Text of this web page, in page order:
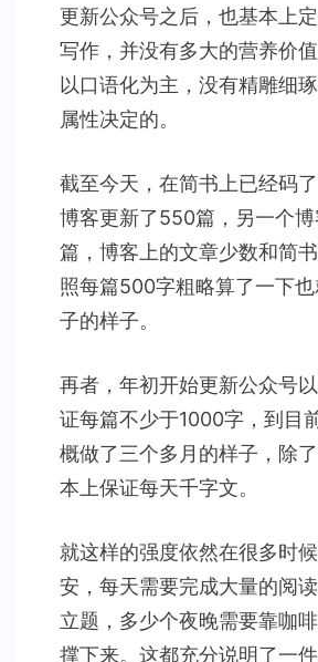
更新公众号之后，也基本上
写作，并没有多大的营养价
以口语化为主，没有精雕细
属性决定的。
截至今天，在简书上已经码
博客更新了550篇，另一个
篇，博客上的文章少数和简
照每篇500字粗略算了一下
子的样子。
再者，年初开始更新公众号
证每篇不少于1000字，到目
概做了三个多月的样子，除
本上保证每天千字文。
就这样的强度依然在很多时
安，每天需要完成大量的阅
立题，多少个夜晚需要靠咖
撑下来。这都充分说明了一